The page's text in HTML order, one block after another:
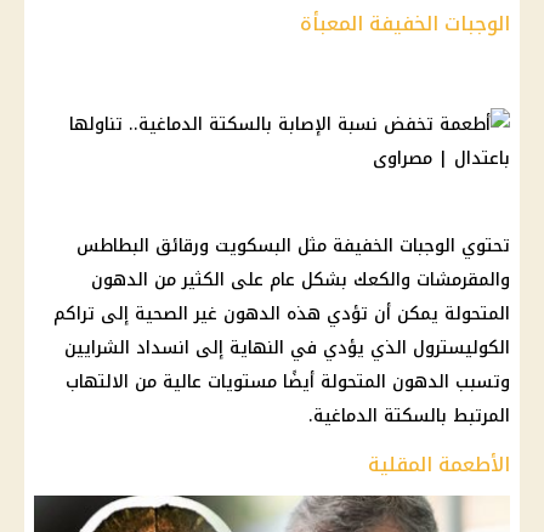
الوجبات الخفيفة المعبأة
تحتوي الوجبات الخفيفة مثل البسكويت ورقائق البطاطس
والمقرمشات والكعك بشكل عام على الكثير من الدهون
المتحولة يمكن أن تؤدي هذه الدهون غير الصحية إلى تراكم
الكوليسترول الذي يؤدي في النهاية إلى انسداد الشرايين
وتسبب الدهون المتحولة أيضًا مستويات عالية من الالتهاب
المرتبط بالسكتة الدماغية.
الأطعمة المقلية